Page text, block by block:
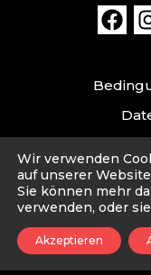
© 2026 Cahou.
Wir verwenden
auf unserer
Sie können mehr
verwenden, oder
Akzeptieren